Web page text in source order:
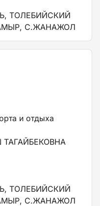
ТОЛЕБИЙСКИЙ
С.ЖАНАЖОЛ
и отдыха
ТОЛЕБИЙСКИЙ
С.ЖАНАЖОЛ